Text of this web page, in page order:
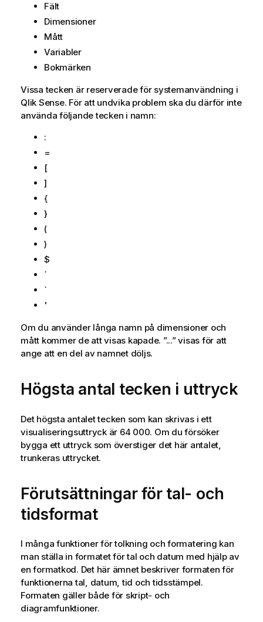
Fält
Dimensioner
Mått
Variabler
Bokmärken
Vissa tecken är reserverade för systemanvändning i
Qlik Sense. För att undvika problem ska du därför inte
använda följande tecken i namn:
:
=
[
]
{
}
(
)
$
´
`
'
Om du använder långa namn på dimensioner och
mått kommer de att visas kapade. ”...” visas för att
ange att en del av namnet döljs.
Högsta antal tecken i uttryck
Det högsta antalet tecken som kan skrivas i ett
visualiseringsuttryck är 64 000. Om du försöker
bygga ett uttryck som överstiger det här antalet,
trunkeras uttrycket.
Förutsättningar för tal- och
tidsformat
I många funktioner för tolkning och formatering kan
man ställa in formatet för tal och datum med hjälp av
en formatkod. Det här ämnet beskriver formaten för
funktionerna tal, datum, tid och tidsstämpel.
Formaten gäller både för skript- och
diagramfunktioner.